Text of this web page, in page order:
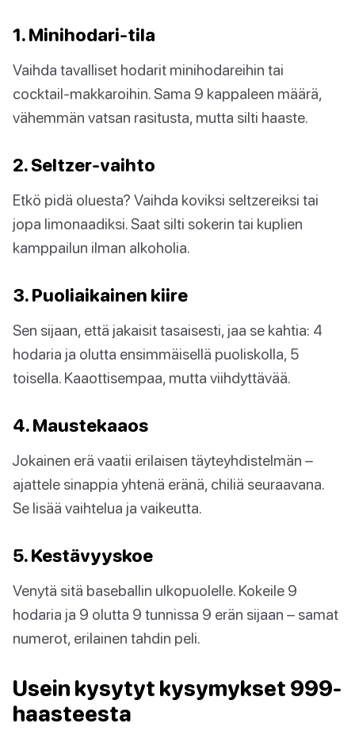
1. Minihodari-tila
Vaihda tavalliset hodarit minihodareihin tai
cocktail-makkaroihin. Sama 9 kappaleen määrä,
vähemmän vatsan rasitusta, mutta silti haaste.
2. Seltzer-vaihto
Etkö pidä oluesta? Vaihda koviksi seltzereiksi tai
jopa limonaadiksi. Saat silti sokerin tai kuplien
kamppailun ilman alkoholia.
3. Puoliaikainen kiire
Sen sijaan, että jakaisit tasaisesti, jaa se kahtia: 4
hodaria ja olutta ensimmäisellä puoliskolla, 5
toisella. Kaaottisempaa, mutta viihdyttävää.
4. Maustekaaos
Jokainen erä vaatii erilaisen täyteyhdistelmän –
ajattele sinappia yhtenä eränä, chiliä seuraavana.
Se lisää vaihtelua ja vaikeutta.
5. Kestävyyskoe
Venytä sitä baseballin ulkopuolelle. Kokeile 9
hodaria ja 9 olutta 9 tunnissa 9 erän sijaan – samat
numerot, erilainen tahdin peli.
Usein kysytyt kysymykset 999-
haasteesta